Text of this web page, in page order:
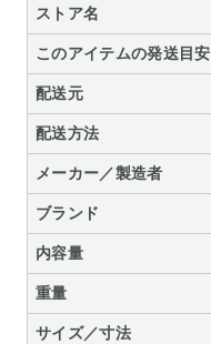
ストア名
このアイテムの発送目安
配送元
配送方法
メーカー／製造者
ブランド
内容量
重量
サイズ／寸法